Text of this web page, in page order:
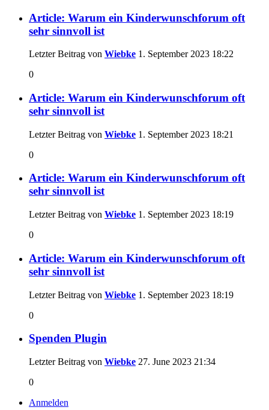
Article: Warum ein Kinderwunschforum oft
sehr sinnvoll ist
Letzter Beitrag von Wiebke 1. September 2023 18:22
0
Article: Warum ein Kinderwunschforum oft
sehr sinnvoll ist
Letzter Beitrag von Wiebke 1. September 2023 18:21
0
Article: Warum ein Kinderwunschforum oft
sehr sinnvoll ist
Letzter Beitrag von Wiebke 1. September 2023 18:19
0
Article: Warum ein Kinderwunschforum oft
sehr sinnvoll ist
Letzter Beitrag von Wiebke 1. September 2023 18:19
0
Spenden Plugin
Letzter Beitrag von Wiebke 27. June 2023 21:34
0
Anmelden